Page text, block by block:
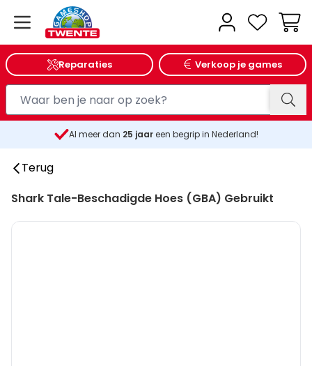
Reparaties Verkoop je games
Al meer dan 25 jaareen begrip in Nederland!
Terug
Shark Tale-Beschadigde Hoes (GBA) Gebruikt